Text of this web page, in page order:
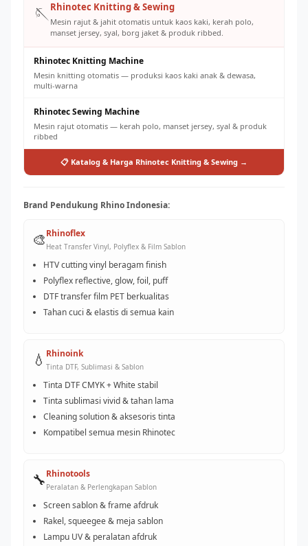
🪡Rhinotec Knitting & Sewing
Mesin rajut & jahit otomatis untuk kaos kaki, kerah polo,
manset jersey, syal, borg jaket & produk ribbed.
Rhinotec Knitting Machine
Mesin knitting otomatis — produksi kaos kaki anak & dewasa,
multi-warna
Rhinotec Sewing Machine
Mesin rajut otomatis — kerah polo, manset jersey, syal & produk
ribbed
📋 Katalog & Harga Rhinotec Knitting & Sewing →
Brand Pendukung Rhino Indonesia:
🎨Rhinoflex
Heat Transfer Vinyl, Polyflex & Film Sablon
HTV cutting vinyl beragam finish
Polyflex reflective, glow, foil, puff
DTF transfer film PET berkualitas
Tahan cuci & elastis di semua kain
💧 Rhinoink
Tinta DTF, Sublimasi & Sablon
Tinta DTF CMYK + White stabil
Tinta sublimasi vivid & tahan lama
Cleaning solution & aksesoris tinta
Kompatibel semua mesin Rhinotec
🔧Rhinotools
Peralatan & Perlengkapan Sablon
Screen sablon & frame afdruk
Rakel, squeegee & meja sablon
Lampu UV & peralatan afdruk